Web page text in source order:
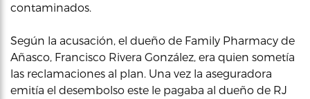
contaminados.
Según la acusación, el dueño de Family Pharmacy de
Añasco, Francisco Rivera González, era quien sometía
las reclamaciones al plan. Una vez la aseguradora
emitía el desembolso este le pagaba al dueño de RJ